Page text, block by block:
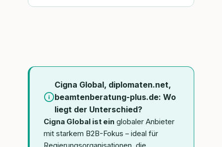
Cigna Global, diplomaten.net,
beamtenberatung-plus.de: Wo
liegt der Unterschied?
Cigna Global ist ein globaler Anbieter
mit starkem B2B-Fokus – ideal für